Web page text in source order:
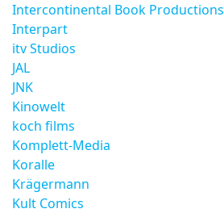
Intercontinental Book Productions
Interpart
itv Studios
JAL
JNK
Kinowelt
koch films
Komplett-Media
Koralle
Krägermann
Kult Comics